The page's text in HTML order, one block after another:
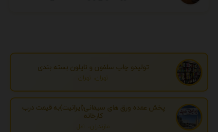
تولیدو چاپ سلفون و نایلون بسته بندی
تهران، تهران
پخش عمده ورق های سیمانی(ایرانیت)به قیمت درب
کارخانه
مازندران، آمل